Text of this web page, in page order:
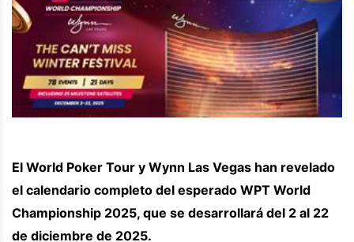
El World Poker Tour y Wynn Las Vegas han revelado
el calendario completo del esperado WPT World
Championship 2025, que se desarrollará del 2 al 22
de diciembre de 2025.